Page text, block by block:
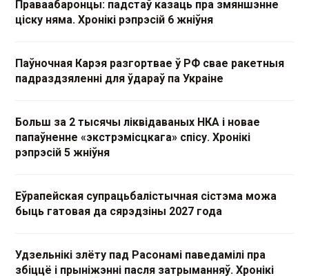
Праваабаронцы: падстаў казаць пра змяншэнне
ціску няма. Хронікі рэпрэсій 6 жніўня
Паўночная Карэя разгортвае ў РФ свае ракетныя
падраздзяленні для ўдараў па Украіне
Больш за 2 тысячы ліквідаваных НКА і новае
папаўненне «экстрэмісцкага» спісу. Хронікі
рэпрэсій 5 жніўня
Еўрапейская супрацьбалістычная сістэма можа
быць гатовая да сярэдзіны 2027 года
Удзельнікі злёту пад Расонамі паведамілі пра
збіццё і прыніжэнні пасля затрыманняў. Хронікі